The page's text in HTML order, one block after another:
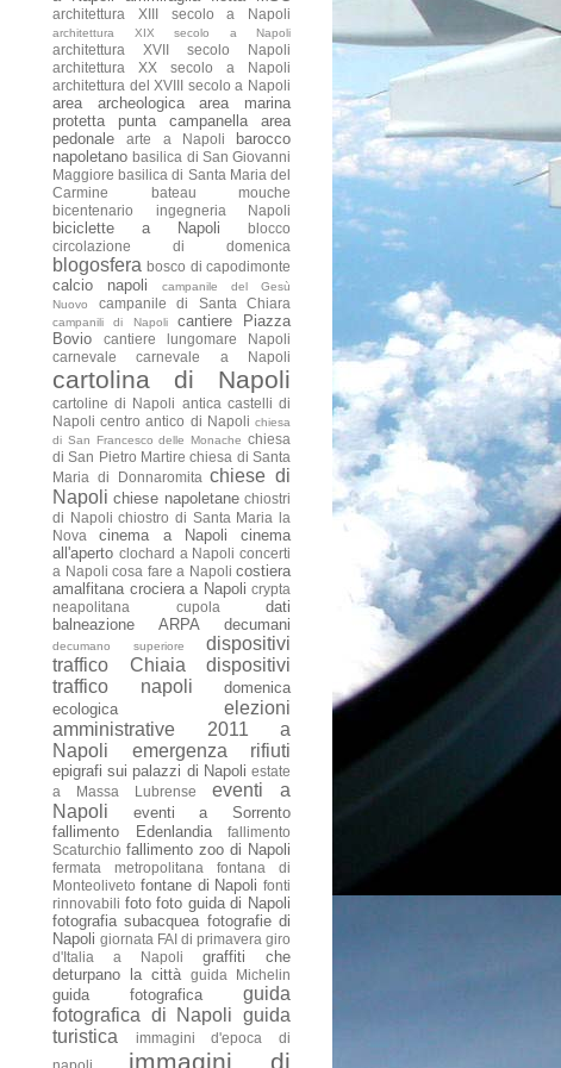
architettura XIII secolo a Napoli
architettura XIX secolo a Napoli
architettura XVII secolo Napoli
architettura XX secolo a Napoli
architettura del XVIII secolo a Napoli
area archeologica
area marina
protetta punta campanella
area
pedonale
arte a Napoli
barocco
napoletano basilica di San Giovanni
Maggiore basilica di Santa Maria del
Carmine
bateau mouche
bicentenario ingegneria Napoli
biciclette a Napoli
blocco
circolazione di domenica
blogosfera bosco di capodimonte
calcio napoli
campanile del Gesù
Nuovo
campanile di Santa Chiara
campanili di Napoli
cantiere Piazza
Bovio
cantiere lungomare Napoli
carnevale
carnevale a Napoli
cartolina di Napoli
cartoline di Napoli antica castelli di
Napoli centro antico di Napoli chiesa
di San Francesco delle Monache chiesa
di San Pietro Martire chiesa di Santa
Maria di Donnaromita chiese di
Napoli chiese napoletane chiostri
di Napoli chiostro di Santa Maria la
Nova
cinema a Napoli
cinema
all'aperto clochard a Napoli concerti
a Napoli cosa fare a Napoli costiera
amalfitana crociera a Napoli crypta
neapolitana
cupola
dati
balneazione ARPA
decumani
decumano superiore
dispositivi
traffico Chiaia
dispositivi
traffico napoli
domenica
ecologica
elezioni
amministrative 2011 a
Napoli
emergenza rifiuti
epigrafi sui palazzi di Napoli estate
a Massa Lubrense
eventi a
Napoli
eventi a Sorrento
fallimento Edenlandia
fallimento
Scaturchio fallimento zoo di Napoli
fermata metropolitana
fontana di
Monteoliveto fontane di Napoli fonti
rinnovabili foto foto guida di Napoli
fotografia subacquea fotografie di
Napoli giornata FAI di primavera giro
d'Italia a Napoli
graffiti che
deturpano la città
guida Michelin
guida fotografica
guida
fotografica di Napoli guida
turistica
immagini d'epoca di
napoli
immagini di